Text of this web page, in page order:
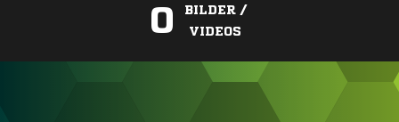
0
BILDER /
VIDEOS